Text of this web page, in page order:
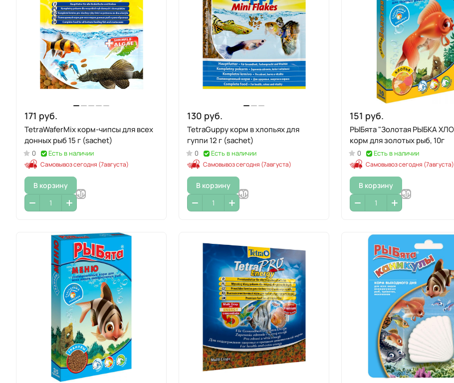
171 руб.
TetraWaferMix корм-чипсы для всех
донных рыб 15 г (sachet)
0 Есть в наличии
Самовывоз сегодня (7августа)
В корзину
130 руб.
TetraGuppy корм в хлопьях для
гуппи 12 г (sachet)
0 Есть в наличии
Самовывоз сегодня (7августа)
В корзину
151 руб.
РЫБята "Золотая РЫБКА ХЛОПЬЯ"
корм для золотых рыб, 10г
0 Есть в наличии
Самовывоз сегодня (7августа)
В корзину